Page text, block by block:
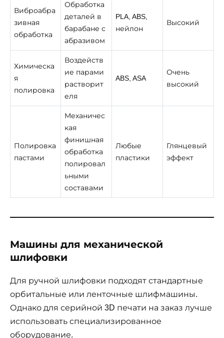
Виброабра
зивная
обработка
Обработка
деталей в
барабане с
абразивом
PLA, ABS,
нейлон
Высокий
Химическа
я
полировка
Воздейств
ие парами
растворит
еля
ABS, ASA
Очень
высокий
Полировка
пастами
Механичес
кая
финишная
обработка
полировал
ьными
составами
Любые
пластики
Глянцевый
эффект
Машины для механической
шлифовки
Для ручной шлифовки подходят стандартные
орбитальные или ленточные шлифмашины.
Однако для серийной 3D печати на заказ лучше
использовать специализированное
оборудование.